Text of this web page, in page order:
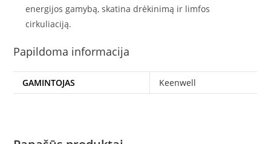
energijos gamybą, skatina drėkinimą ir limfos
cirkuliaciją.
Papildoma informacija
GAMINTOJAS Keenwell